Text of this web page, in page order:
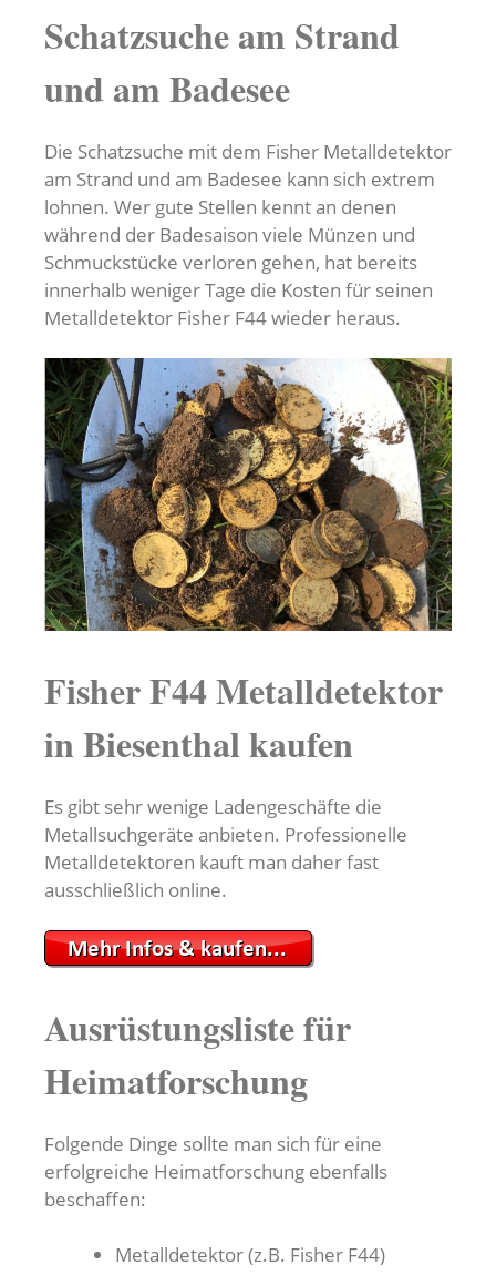
Schatzsuche am Strand
und am Badesee
Die Schatzsuche mit dem Fisher Metalldetektor
am Strand und am Badesee kann sich extrem
lohnen. Wer gute Stellen kennt an denen
während der Badesaison viele Münzen und
Schmuckstücke verloren gehen, hat bereits
innerhalb weniger Tage die Kosten für seinen
Metalldetektor Fisher F44 wieder heraus.
Fisher F44 Metalldetektor
in Biesenthal kaufen
Es gibt sehr wenige Ladengeschäfte die
Metallsuchgeräte anbieten. Professionelle
Metalldetektoren kauft man daher fast
ausschließlich online.
Ausrüstungsliste für
Heimatforschung
Folgende Dinge sollte man sich für eine
erfolgreiche Heimatforschung ebenfalls
beschaffen:
Metalldetektor (z.B. Fisher F44)